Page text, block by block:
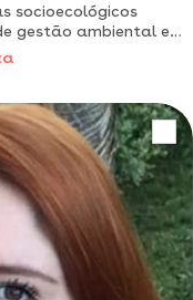
socioecológicos
gestão ambiental e